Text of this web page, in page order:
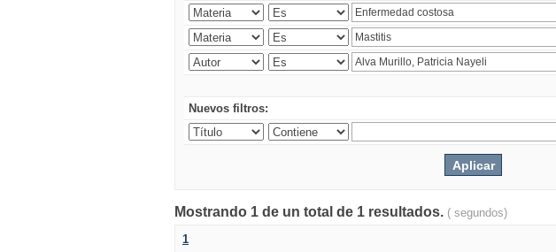
Nuevos filtros:
Mostrando 1 de un total de 1 resultados. ( segundos)
1